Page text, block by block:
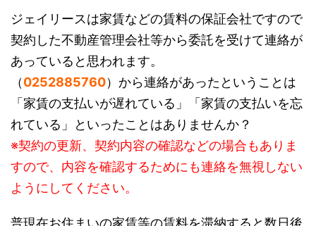
ジェイリースは家賃などの賃料の保証会社ですので
契約した不動産管理会社等から委託を受けて連絡が
あっていると思われます。
（0252885760）から連絡があったということは
「家賃の支払いが遅れている」「家賃の支払いを忘
れている」といったことはありませんか？
※契約の更新、契約内容の確認などの場合もありま
すので、内容を確認するためにも連絡を無視しない
ようにしてください。
普現在お住まいの家賃等の賃料を滞納すると数日後